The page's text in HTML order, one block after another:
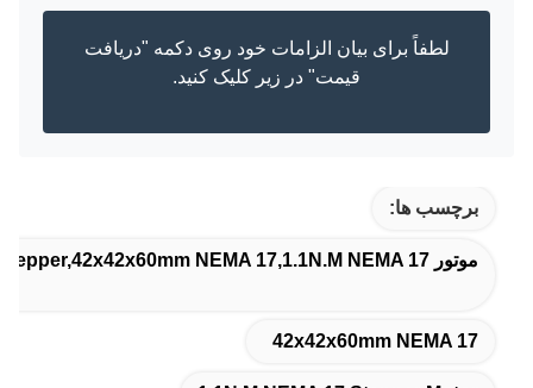
لطفاً برای بیان الزامات خود روی دکمه "دریافت
قیمت" در زیر کلیک کنید.
برچسب ها:
موتور 60mm NEMA 17 Stepper,42x42x60mm NEMA 17,1.1N.M NEMA 17 موتور مرحله ای
42x42x60mm NEMA 17